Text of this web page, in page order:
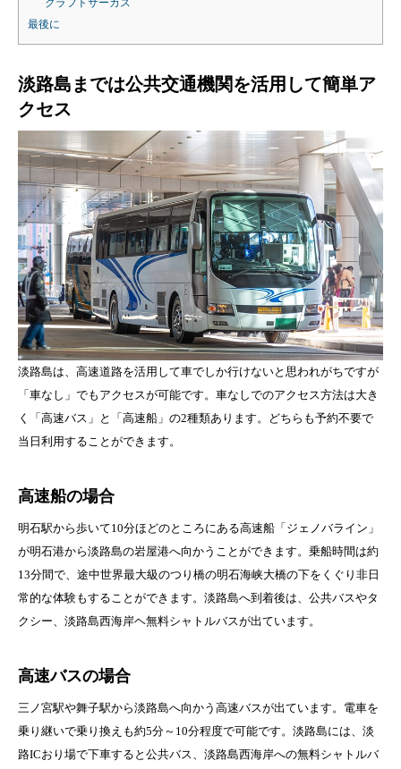
クラフトサーカス
最後に
淡路島までは公共交通機関を活用して簡単ア
クセス
淡路島は、高速道路を活用して車でしか行けないと思われがちですが
「車なし」でもアクセスが可能です。車なしでのアクセス方法は大き
く「高速バス」と「高速船」の2種類あります。どちらも予約不要で
当日利用することができます。
高速船の場合
明石駅から歩いて10分ほどのところにある高速船「ジェノバライン」
が明石港から淡路島の岩屋港へ向かうことができます。乗船時間は約
13分間で、途中世界最大級のつり橋の明石海峡大橋の下をくぐり非日
常的な体験もすることができます。淡路島へ到着後は、公共バスやタ
クシー、淡路島西海岸ヘ無料シャトルバスが出ています。
高速バスの場合
三ノ宮駅や舞子駅から淡路島へ向かう高速バスが出ています。電車を
乗り継いで乗り換えも約5分～10分程度で可能です。淡路島には、淡
路ICおり場で下車すると公共バス、淡路島西海岸への無料シャトルバ